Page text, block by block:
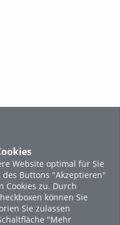
Website optimal für Sie
Buttons "Akzeptieren"
Cookies zu. Durch
können Sie
Sie zulassen
"Mehr